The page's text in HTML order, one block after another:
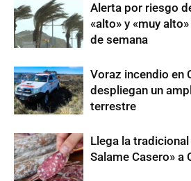
Alerta por riesgo
«alto» y «muy
de semana
Voraz incendio en
despliegan un
terrestre
Llega la
Salame Casero» a